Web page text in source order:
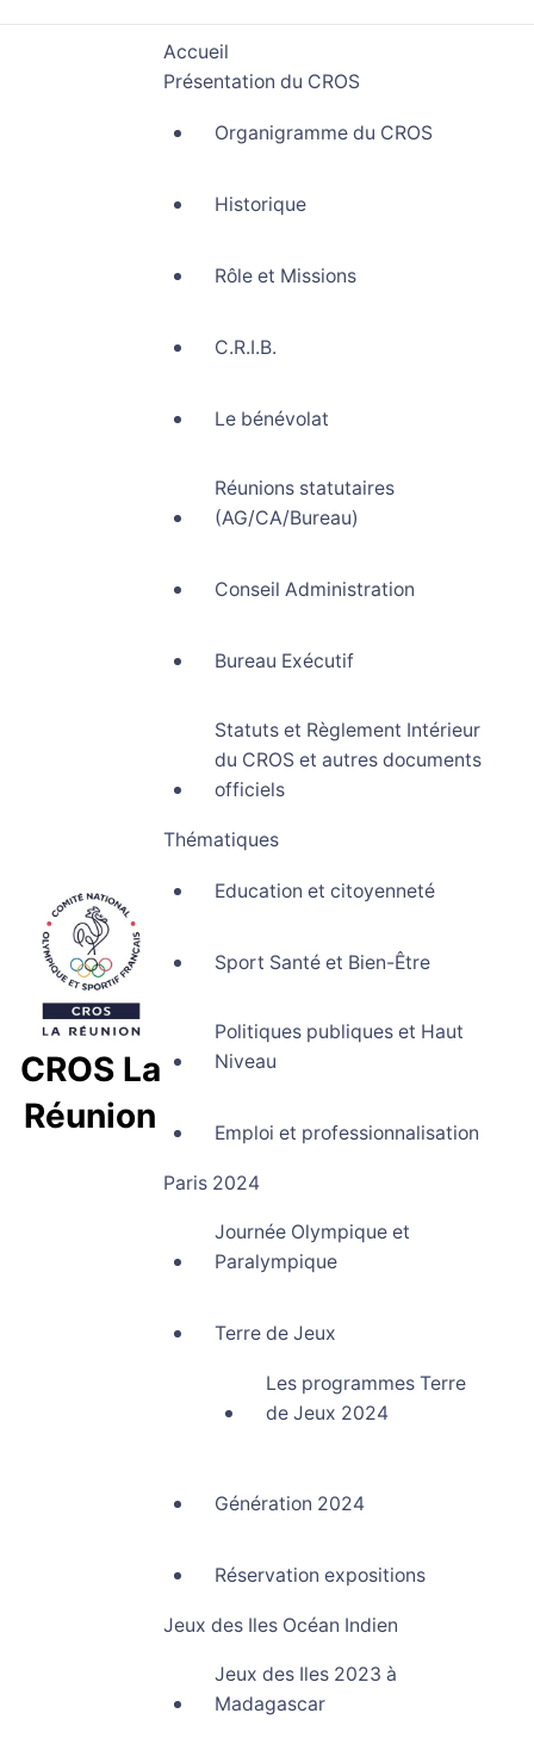
CROS La
Réunion
Accueil
Présentation du CROS
Organigramme du CROS
Historique
Rôle et Missions
C.R.I.B.
Le bénévolat
Réunions statutaires
(AG/CA/Bureau)
Conseil Administration
Bureau Exécutif
Statuts et Règlement Intérieur
du CROS et autres documents
officiels
Thématiques
Education et citoyenneté
Sport Santé et Bien-Être
Politiques publiques et Haut
Niveau
Emploi et professionnalisation
Paris 2024
Journée Olympique et
Paralympique
Terre de Jeux
Les programmes Terre
de Jeux 2024
Génération 2024
Réservation expositions
Jeux des Iles Océan Indien
Jeux des Iles 2023 à
Madagascar